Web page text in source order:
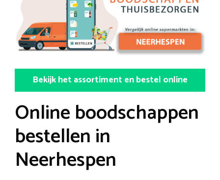
Bekijk het assortiment en bestel online
Online boodschappen
bestellen in
Neerhespen